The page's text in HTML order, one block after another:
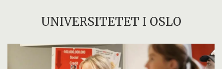
UNIVERSITETET I OSLO